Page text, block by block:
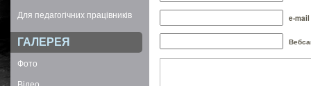
Для педагогічних працівників
ГАЛЕРЕЯ
Фото
Відео
e-mail